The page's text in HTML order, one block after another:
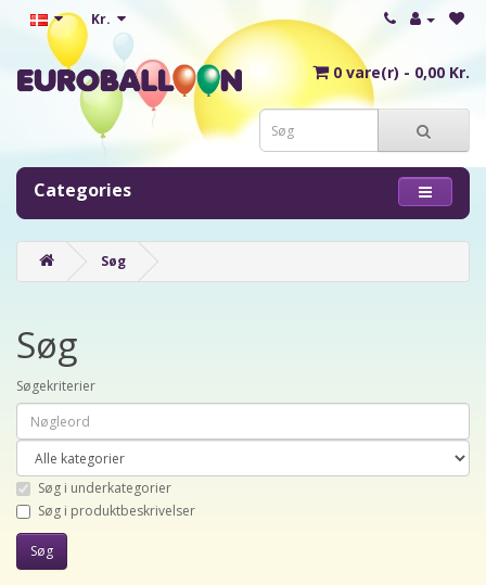
Kr.
0 vare(r) - 0,00 Kr.
Categories
Søg
Søg
Søgekriterier
Søg i underkategorier
Søg i produktbeskrivelser